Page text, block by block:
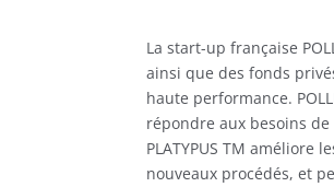
La start-up française
ainsi que des fonds
haute performance.
répondre aux besoins
PLATYPUS TM
nouveaux procédés, et